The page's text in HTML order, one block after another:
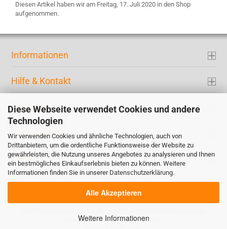
Diese Webseite verwendet Cookies und andere
Technologien
Wir verwenden Cookies und ähnliche Technologien, auch von
Drittanbietern, um die ordentliche Funktionsweise der Website zu
gewährleisten, die Nutzung unseres Angebotes zu analysieren und Ihnen
ein bestmögliches Einkaufserlebnis bieten zu können. Weitere
Informationen finden Sie in unserer Datenschutzerklärung.
Alle Akzeptieren
Weitere Informationen
Diesen Artikel haben wir am Freitag, 17. Juli 2020 in den Shop
aufgenommen.
Informationen
Hilfe & Kontakt
Ihr Konto
Kontaktdaten
Zahlung
soweit nicht anders gekennzeichnet.